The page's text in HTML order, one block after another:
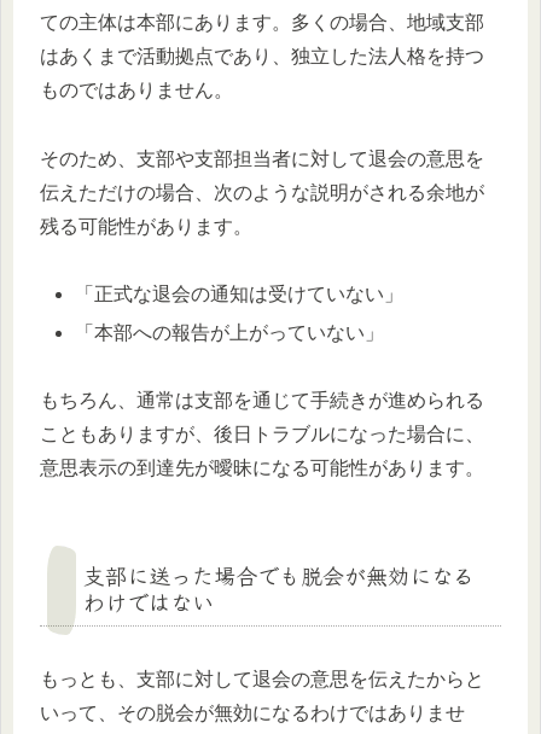
ての主体は本部にあります。多くの場合、地域支部
はあくまで活動拠点であり、独立した法人格を持つ
ものではありません。
そのため、支部や支部担当者に対して退会の意思を
伝えただけの場合、次のような説明がされる余地が
残る可能性があります。
「正式な退会の通知は受けていない」
「本部への報告が上がっていない」
もちろん、通常は支部を通じて手続きが進められる
こともありますが、後日トラブルになった場合に、
意思表示の到達先が曖昧になる可能性があります。
支部に送った場合でも脱会が無効になる
わけではない
もっとも、支部に対して退会の意思を伝えたからと
いって、その脱会が無効になるわけではありませ